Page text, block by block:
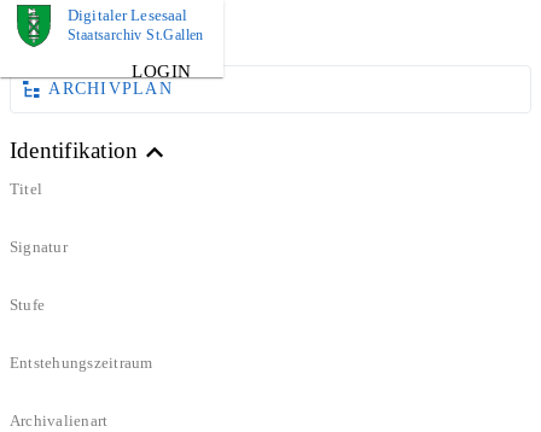
Digitaler Lesesaal
Staatsarchiv St.Gallen
LOGIN
DOKUMENT
ARCHIVPLAN
Identifikation
Titel
Signatur
Stufe
Entstehungszeitraum
Archivalienart